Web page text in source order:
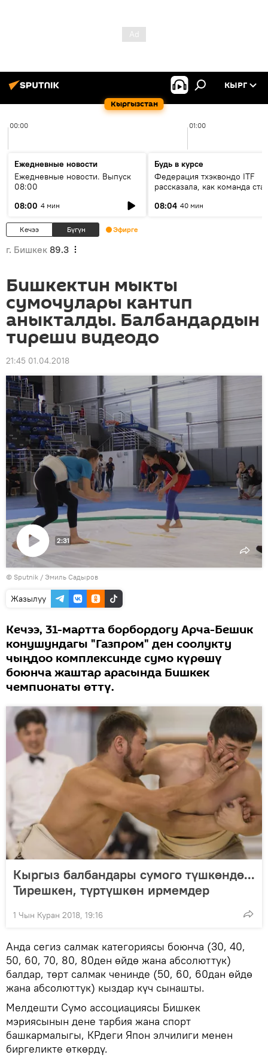
Кыргызстан
КЫРГ
00:00 01:00
Ежедневные новости
Ежедневные новости. Выпуск
08:00
08:00 4 мин
Будь в курсе
Федерация тхэквондо ITF
рассказала, как команда
08:04 40 мин
Кечээ Бүгүн Эфирге
г. Бишкек 89.3
Бишкектин мыкты
сумочулары кантип
аныкталды. Балбандардын
тиреши видеодо
21:45 01.04.2018
Видеону
көрсөтүү
2:31
© Sputnik / Эмиль Садыров
Жазылуу
Кечээ, 31-мартта борбордогу Арча-Бешик
конушундагы "Газпром" ден соолукту
чыңдоо комплексинде сумо күрөшү
боюнча жаштар арасында Бишкек
чемпионаты өттү.
Кыргыз балбандары сумого түшкөндө...
Тирешкен, түртүшкөн ирмемдер
1 Чын Куран 2018, 19:16
Анда сегиз салмак категориясы боюнча (30, 40,
50, 60, 70, 80, 80ден өйдө жана абсолюттук)
балдар, төрт салмак ченинде (50, 60, 60дан өйдө
жана абсолюттук) кыздар күч сынашты.
Мелдешти Сумо ассоциациясы Бишкек
мэриясынын дене тарбия жана спорт
башкармалыгы, КРдеги Япон элчилиги менен
биргеликте өткөрдү.